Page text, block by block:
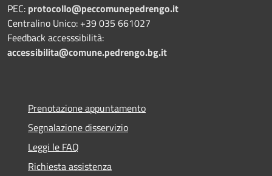
PEC: protocollo@peccomunepedrengo.it
Centralino Unico: +39 035 661027
Feedback accesssibilità:
accessibilita@comune.pedrengo.bg.it
Prenotazione appuntamento
Segnalazione disservizio
Leggi le FAQ
Richiesta assistenza